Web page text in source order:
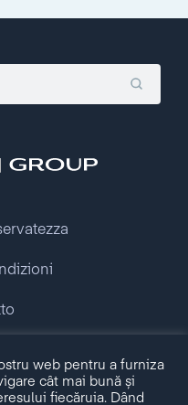
Ascent Group.
web pentru a furniza
cât mai bună și
fiecăruia. Dând